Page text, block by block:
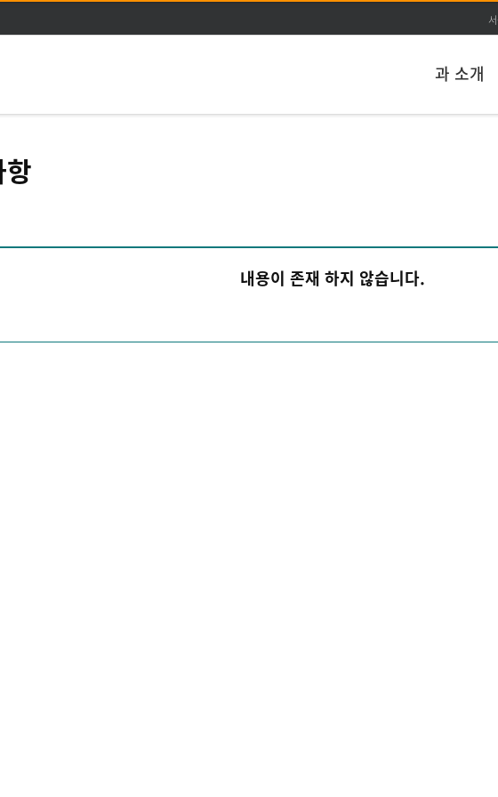
주메뉴 바로가기
본문 바로가기
과 소개
내용이 존재 하지 않습니다.